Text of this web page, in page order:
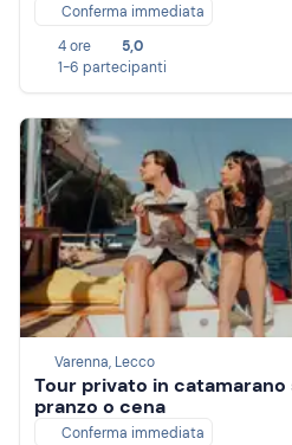
Conferma immediata
4 ore
5,0
1-6 partecipanti
Varenna, Lecco
Tour privato in catamarano
pranzo o cena
Conferma immediata